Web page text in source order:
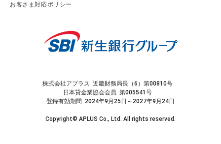
お客さま対応ポリシー
株式会社アプラス 近畿財務局長（6）第00810号
日本貸金業協会会員 第005541号
登録有効期間 2024年9月25日～2027年9月24日
Copyright© APLUS Co., Ltd. All rights reserved.